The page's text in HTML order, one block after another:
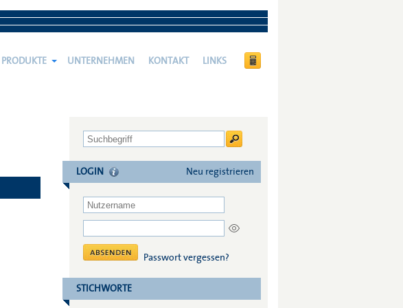
PRODUKTE UNTERNEHMEN KONTAKT LINKS
LOGIN Neu registrieren
Passwort vergessen?
STICHWORTE